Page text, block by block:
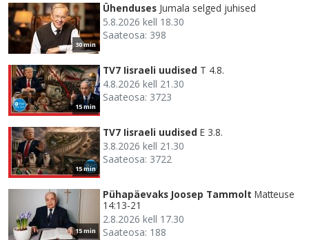
30 min
Ühenduses Jumala selged juhised
5.8.2026 kell 18.30
Saateosa: 398
15 min
TV7 Iisraeli uudised T 4.8.
4.8.2026 kell 21.30
Saateosa: 3723
15 min
TV7 Iisraeli uudised E 3.8.
3.8.2026 kell 21.30
Saateosa: 3722
15 min
Pühapäevaks Joosep Tammolt Matteuse
14:13-21
2.8.2026 kell 17.30
Saateosa: 188